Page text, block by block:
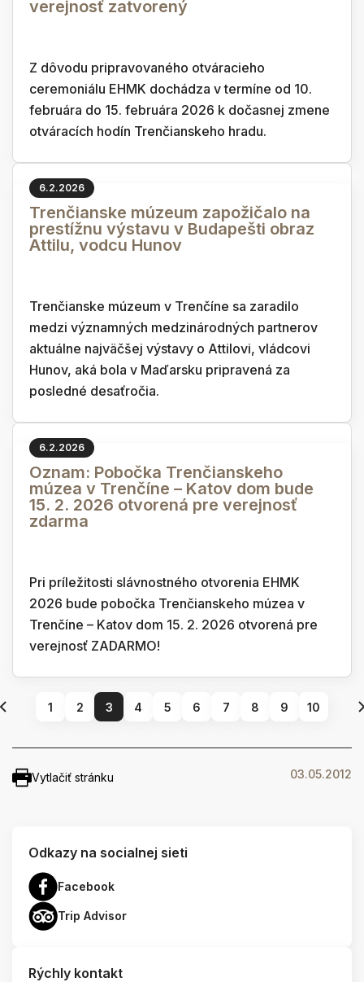
verejnosť zatvorený
Z dôvodu pripravovaného otváracieho
ceremoniálu EHMK dochádza v termíne od 10.
februára do 15. februára 2026 k dočasnej zmene
otváracích hodín Trenčianskeho hradu.
6.2.2026
Trenčianske múzeum zapožičalo na
prestížnu výstavu v Budapešti obraz
Attilu, vodcu Hunov
Trenčianske múzeum v Trenčíne sa zaradilo
medzi významných medzinárodných partnerov
aktuálne najväčšej výstavy o Attilovi, vládcovi
Hunov, aká bola v Maďarsku pripravená za
posledné desaťročia.
6.2.2026
Oznam: Pobočka Trenčianskeho
múzea v Trenčíne – Katov dom bude
15. 2. 2026 otvorená pre verejnosť
zdarma
Pri príležitosti slávnostného otvorenia EHMK
2026 bude pobočka Trenčianskeho múzea v
Trenčíne – Katov dom 15. 2. 2026 otvorená pre
verejnosť ZADARMO!
1 2 3 4 5 6 7 8 9 10
Vytlačiť stránku 03.05.2012
Odkazy na socialnej sieti
Facebook
Trip Advisor
Rýchly kontakt